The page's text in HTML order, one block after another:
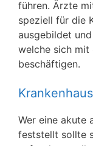
führen. Ärzte
speziell für die
ausgebildet
welche sich mit
beschäftigen.
Wer eine akute
feststellt sollte